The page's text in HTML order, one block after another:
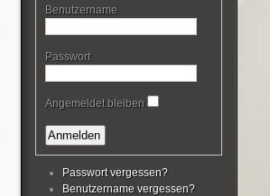
Benutzername
Passwort
Angemeldet bleiben
Passwort vergessen?
Benutzername vergessen?